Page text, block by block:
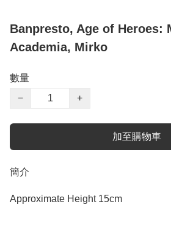
Banpresto, Age of Heroes:
Academia, Mirko
數量
−
+
加至購物車
簡介
Approximate Height 15cm